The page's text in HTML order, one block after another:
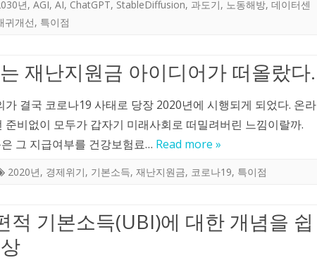
년, AGI, AI, ChatGPT, StableDiffusion, 과도기, 노동해방, 데이터센
귀개선, 특이점
재난지원금 아이디어가 떠올랐다.
결국 코로나19 사태로 당장 2020년에 시행되게 되었다. 온라
비없이 모두가 갑자기 미래사회로 떠밀려버린 느낌이랄까.
그 지급여부를 건강보험료… Read more »
2020년, 경제위기, 기본소득, 재난지원금, 코로나19, 특이점
적 기본소득(UBI)에 대한 개념을 쉽